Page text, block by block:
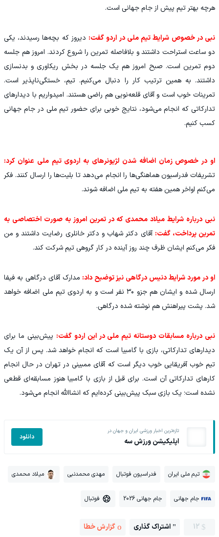
هرچه بهتر تیم پیش از جام جهانی است.
نبی در خصوص شرایط تیم ملی در اردو گفت: دیروز که بچه‌ها رسیدند، یکی
دو ساعت استراحت داشتند و بلافاصله تمرین را شروع کردند. امروز هم جلسه
دوم تمرین است. صبح امروز هم یک جلسه در بخش ریکاوری و بدنسازی
داشتند. به همین ترتیب کار را دنبال می‌کنیم. تیم، خستگی‌ناپذیر است.
تمرینات خوب است و آقای قلعه‌نویی هم راضی هستند. امیدواریم با دیدارهای
تدارکاتی که انجام می‌شود، نتایج خوبی برای حضور تیم ملی در جام جهانی
کسب کنیم.
او در خصوص زمان اضافه شدن لژیونرهای به اردوی تیم ملی عنوان کرد:
تشریفات فدراسیون هماهنگی‌ها را انجام می‌دهد تا بلیت‌ها را ارسال کنند. فکر
می‌کنم اواخر همین هفته به تیم ملی اضافه شوند.
نبی درباره شرایط میلاد محمدی که در تمرین امروز به صورت اختصاصی به
تمرین پرداخت، گفت: آقای دکتر شهاب و دکتر خانلری رضایت داشتند و من
فکر می‌کنم ایشان ظرف چند روز آینده در کار گروهی تیم شرکت کند.
او در مورد شرایط دنیس درگاهی نیز توضیح داد: مدارک آقای درگاهی به فیفا
ارسال شده و ایشان هم جزو ۳۰ نفر است و به اردوی تیم ملی اضافه خواهد
شد. پشت پیراهنش هم نوشته شده درگاهی.
نبی درباره مسابقات دوستانه تیم ملی در این اردو گفت: پیش‌بینی ما برای
دیدارهای تدارکاتی، بازی با گامبیا است که انجام خواهد شد. پس از آن یک
تیم خوب آفریقایی خوب دیگر است که آقای ممبینی در تهران در حال انجام
کارهای تدارکاتی آن است. برای قبل از بازی با گامبیا هنوز مسابقه‌ای قطعی
نشده است؛ یک بازی سبک پیش‌بینی کرده‌ایم که انشاالله انجام می‌شود.
تازه‌ترین اخبار ورزشی ایران و جهان در
اپلیکیشن ورزش سه دانلود
تیم ملی ایران فدراسیون فوتبال مهدی محمدنبی میلاد محمدی
جام جهانی جام جهانی 2026 فوتبال
12 اشتراک گذاری گزارش خطا